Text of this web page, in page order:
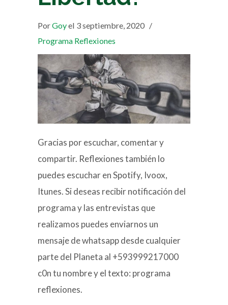
PorGoyel 3 septiembre, 2020 /
Programa Reflexiones
Gracias por escuchar, comentar y
compartir. Reflexiones también lo
puedes escuchar en Spotify, Ivoox,
Itunes. Si deseas recibir notificación del
programa y las entrevistas que
realizamos puedes enviarnos un
mensaje de whatsapp desde cualquier
parte del Planeta al +593999217000
c0n tu nombre y el texto: programa
reflexiones.